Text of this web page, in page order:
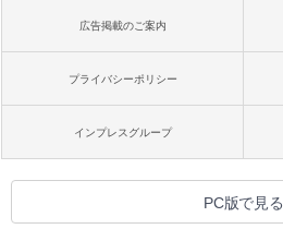
広告掲載のご案内
プライバシーポリシー
インプレスグループ
PC版で見る